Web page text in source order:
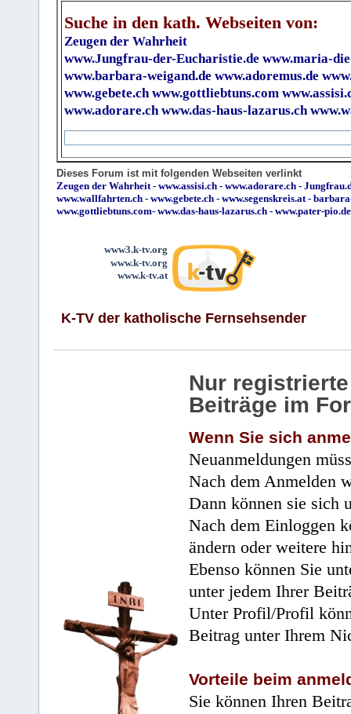
Suche in den kath. Webseiten von:
Zeugen der Wahrheit
www.Jungfrau-der-Eucharistie.de www.maria-
www.barbara-weigand.de www.adoremus.de
www.gebete.ch www.gottliebtuns.com
www.adorare.ch www.das-haus-lazarus.ch
Dieses Forum ist mit folgenden Webseiten verlinkt
Zeugen der Wahrheit- www.assisi.ch - www.adorare.ch -
www.wallfahrten.ch - www.gebete.ch - www.segenskreis.at-
www.gottliebtuns.com- www.das-haus-lazarus.ch - www.pater-pio.de
www3.k-tv.org
www.k-tv.org
www.k-tv.at
K-TV der katholische Fernsehsender
Nur
Beiträge im
Wenn Sie sich
Neuanmeldungen
Nach dem Anmelden
Dann können sie sich
Nach dem Einloggen
ändern oder weitere
Ebenso können Sie
unter jedem Ihrer
Unter Profil/Profil
Beitrag unter Ihrem
Vorteile beim
Sie können Ihren